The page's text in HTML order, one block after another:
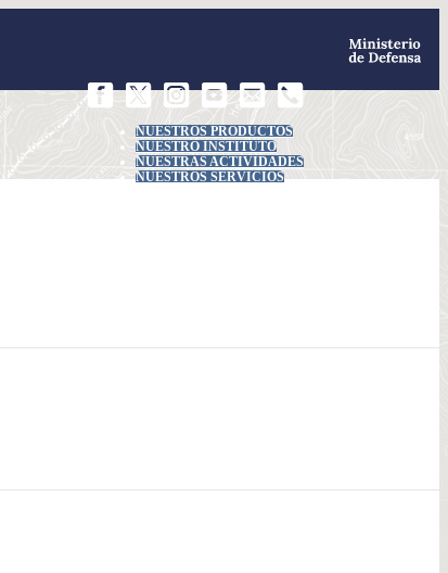
NUESTROS PRODUCTOS
NUESTRO INSTITUTO
NUESTRAS ACTIVIDADES
NUESTROS SERVICIOS